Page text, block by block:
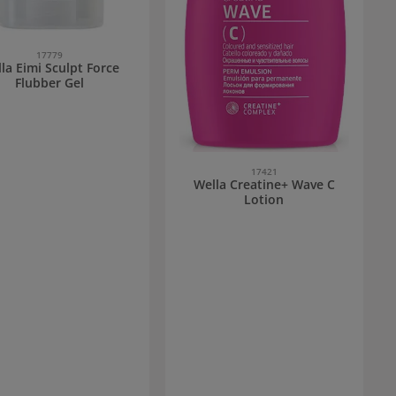
17779
Eimi Sculpt Force
Flubber Gel
17421
Wella Creatine+ Wave C
Lotion